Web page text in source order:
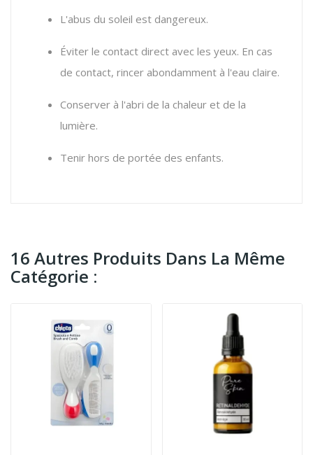
L'abus du soleil est dangereux.
Éviter le contact direct avec les yeux. En cas
de contact, rincer abondamment à l'eau claire.
Conserver à l'abri de la chaleur et de la
lumière.
Tenir hors de portée des enfants.
16 Autres Produits Dans La Même
Catégorie :